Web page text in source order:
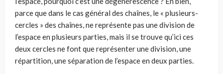
parce que dans le cas général des chaînes, le « plusieurs-
cercles » des chaînes, ne représente pas une division de
l’espace en plusieurs parties, mais il se trouve qu’ici ces
deux cercles ne font que représenter une divi­sion, une
répartition, une séparation de l’espace en deux parties.